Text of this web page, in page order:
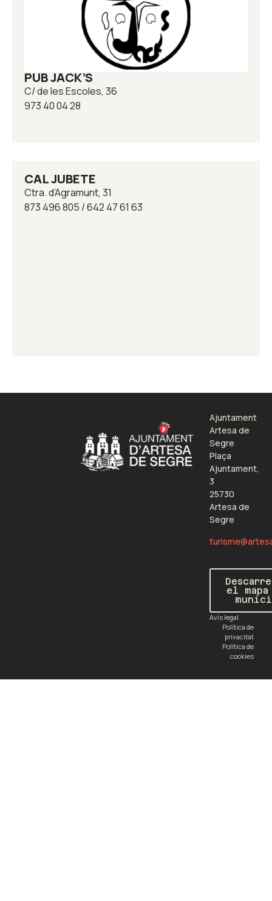
PUB JACK’S
C/ de les Escoles, 36
973 40 04 28
CAL JUBETE
Ctra. d’Agramunt, 31
873 496 805 / 642 47 61 63
Ajuntament
Artesa de
Segre
Plaça
Ajuntament,
3
25730
Artesa de
Segre
el
Avís legal
Política de
privacitat
Política de
cookies